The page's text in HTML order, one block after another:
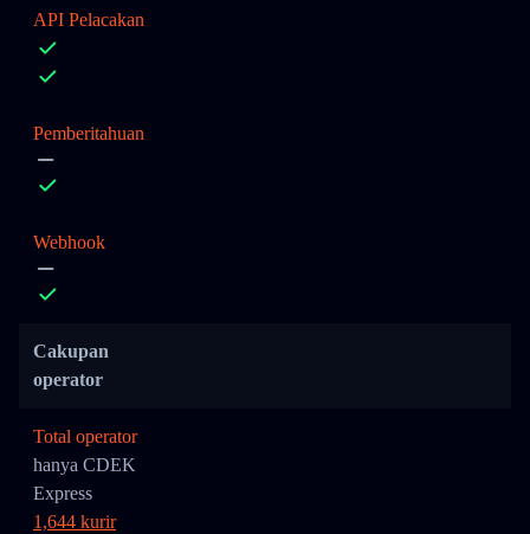
API Pelacakan
Pemberitahuan
Webhook
Cakupan
operator
Total operator
hanya CDEK
Express
1,644 kurir